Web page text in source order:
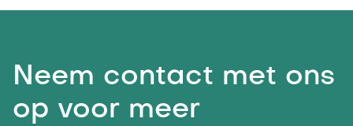
Neem contact met ons
op voor meer